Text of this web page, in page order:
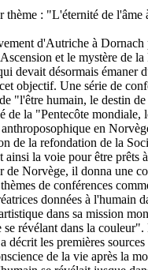
thème : "L'éternité de
d'Autriche à
et le mystère de
devait désormais émaner
objectif. Une série de
"l'être humain, le destin
de la "Pentecôte
en
de la refondation de la
ainsi la voie pour être prêts
de Norvège, il donna une
de conférences
données à l'humain
dans sa mission
révélant dans la
décrit les premières
de la vie après la